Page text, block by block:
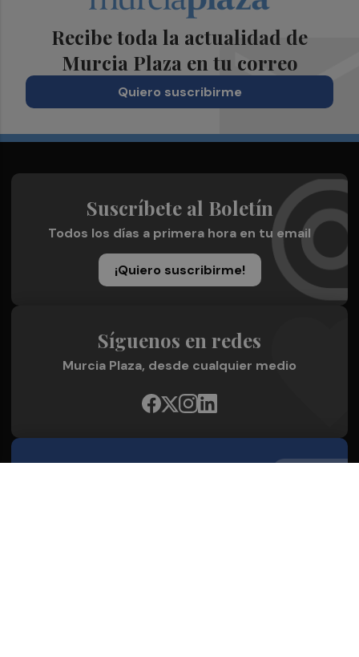
Recibe toda la actualidad de
Murcia Plaza en tu correo
Quiero suscribirme
Suscríbete al Boletín
Todos los días a primera hora en tu email
¡Quiero suscribirme!
Síguenos en redes
Murcia Plaza, desde cualquier medio